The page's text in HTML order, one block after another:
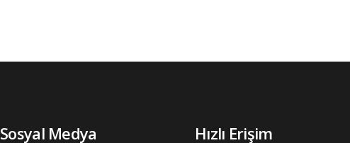
Sosyal Medya Hızlı Erişim